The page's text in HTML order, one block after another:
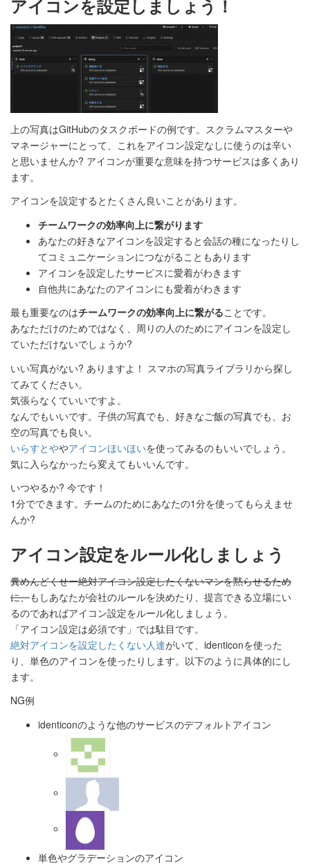
アイコンを設定しましょう！
上の写真はGitHubのタスクボードの例です。スクラムマスターや
マネージャーにとって、これをアイコン設定なしに使うのは辛い
と思いませんか? アイコンが重要な意味を持つサービスは多くあり
ます。
アイコンを設定するとたくさん良いことがあります。
チームワークの効率向上に繋がります
あなたの好きなアイコンを設定すると会話の種になったりし
てコミュニケーションにつながることもあります
アイコンを設定したサービスに愛着がわきます
自他共にあなたのアイコンにも愛着がわきます
最も重要なのはチームワークの効率向上に繋がることです。
あなただけのためではなく、周りの人のためにアイコンを設定し
ていただけないでしょうか?
いい写真がない? ありますよ！ スマホの写真ライブラリから探し
てみてください。
気張らなくていいですよ。
なんでもいいです。子供の写真でも、好きなご飯の写真でも、お
空の写真でも良い。
いらすとややアイコンほいほいを使ってみるのもいいでしょう。
気に入らなかったら変えてもいいんです。
いつやるか? 今です！
1分でできます。チームのためにあなたの1分を使ってもらえませ
んか?
アイコン設定をルール化しましょう
糞めんどくせー絶対アイコン設定したくないマンを黙らせるため
に、もしあなたが会社のルールを決めたり、提言できる立場にい
るのであればアイコン設定をルール化しましょう。
「アイコン設定は必須です」では駄目です。
絶対アイコンを設定したくない人達がいて、identiconを使った
り、単色のアイコンを使ったりします。以下のように具体的にし
ます。
NG例
identiconのような他のサービスのデフォルトアイコン
単色やグラデーションのアイコン